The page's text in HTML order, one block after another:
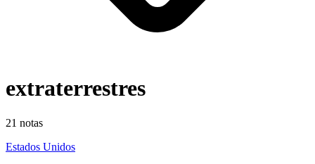
extraterrestres
21 notas
Estados Unidos